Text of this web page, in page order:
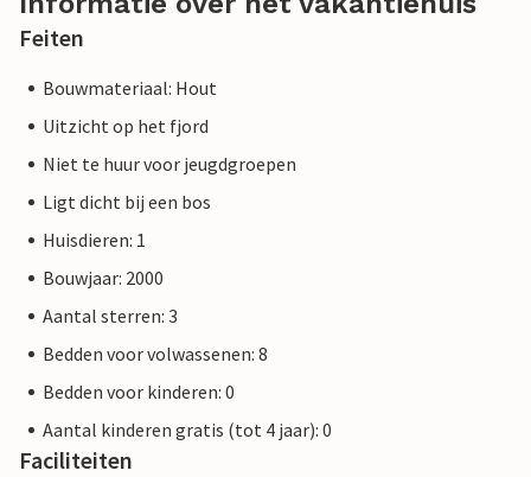
Feiten
Bouwmateriaal: Hout
Uitzicht op het fjord
Niet te huur voor jeugdgroepen
Ligt dicht bij een bos
Huisdieren: 1
Bouwjaar: 2000
Aantal sterren: 3
Bedden voor volwassenen: 8
Bedden voor kinderen: 0
Aantal kinderen gratis (tot 4 jaar): 0
Faciliteiten